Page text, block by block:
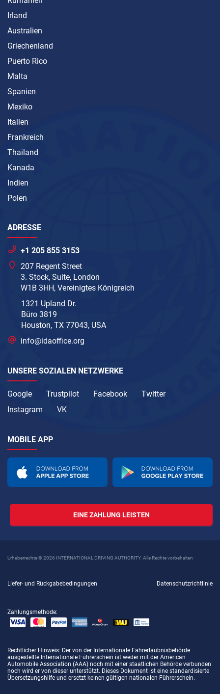
Irland
Australien
Griechenland
Puerto Rico
Malta
Spanien
Mexiko
Italien
Frankreich
Thailand
Kanada
Indien
Polen
ADRESSE
+1 205 855 3153
207 Regent Street
3. Stock, Suite, London
W1B 3HH, Vereinigtes Königreich
1321 Upland Dr.
Büro 3819
Houston, TX 77043, USA
info@idaoffice.org
UNSERE SOZIALEN NETZWERKE
Google Trustpilot Facebook
Twitter
Instagram
VK
MOBILE APP
EINE ZAHLUNG LEISTEN
Urheberrechte © 2026 INTERNATIONAL DRIVING AUTHORITY. Alle Rechte vorbehalten
Liefer- und Rückgabebedingungen Datenschutzrichtlinie
Zahlungsmethode:
Rechtlicher Hinweis: Der von der Internationale Fahrerlaubnisbehörde
ausgestellte Internationale Führerschein ist weder mit der American
Automobile Association (AAA) noch mit einer staatlichen Behörde verbunden
noch wird er von dieser unterstützt. Dieses Dokument ist eine standardisierte
Übersetzungshilfe und ersetzt keinen gültigen nationalen Führerschein.